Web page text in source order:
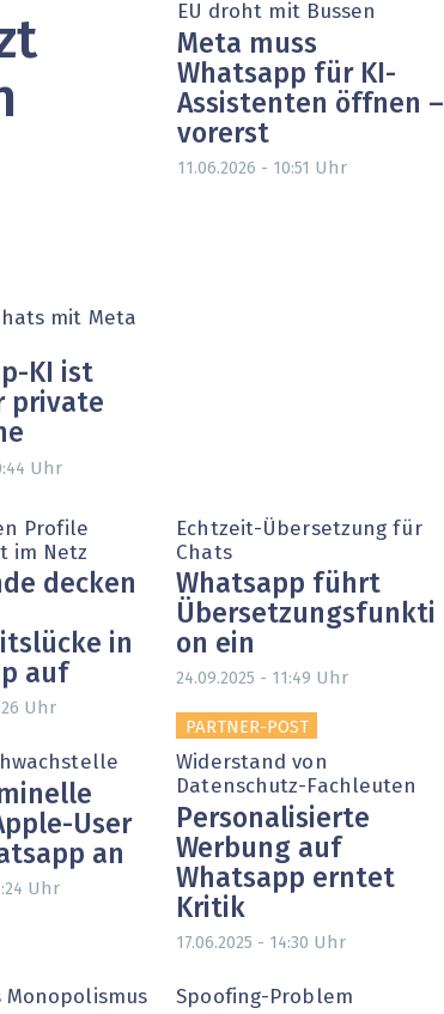
digital IT for Health
Artificial Intelligence
Finance 2030
» alle Specials
EU droht mit Bussen
Meta muss
Whatsapp für KI-
Assistenten öffnen –
vorerst
11.06.2026 - 10:51 Uhr
mit Meta
KI ist
private
Uhr
Profile
im Netz
decken
in
auf
Uhr
Echtzeit-Übersetzung für
Chats
Whatsapp führt
Übersetzungsfunkti
on ein
24.09.2025 - 11:49 Uhr
User
an
Uhr
PARTNER-POST
Widerstand von
Datenschutz-Fachleuten
Personalisierte
Werbung auf
Whatsapp erntet
Kritik
17.06.2025 - 14:30 Uhr
Monopolismus Spoofing-Problem